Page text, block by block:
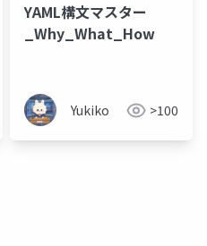
YAML構文マスター
_Why_What_How
Yukiko >100